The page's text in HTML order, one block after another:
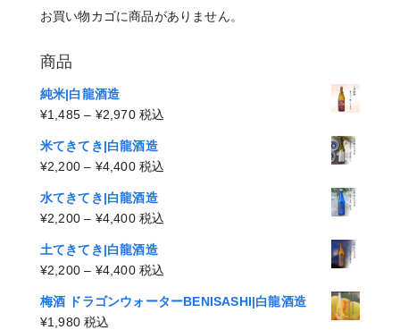
お買い物カゴに商品がありません。
商品
純米|白龍酒造
¥1,485 – ¥2,970価
帯:
¥1,485
–
¥2,970
税込
米てきてき|白龍酒造
¥2,200 – ¥4,400価
帯:
¥2,200
–
¥4,400
税込
水てきてき|白龍酒造
¥2,200 – ¥4,400価
帯:
¥2,200
–
税込
土てきてき|白龍酒造
¥2,200 – ¥4,400価
帯:
税込
梅酒 ドラゴンウォーターBENISASHI|白龍酒造
¥1,980 税込